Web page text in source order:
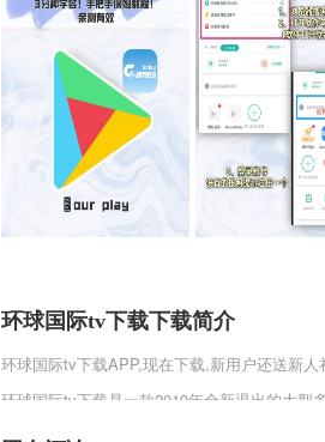
环球国际tv下载下载简介
环球国际tv下载APP,现在下载,新用户还送新人
环球国际tv下载是一款2019年全新退出的大型